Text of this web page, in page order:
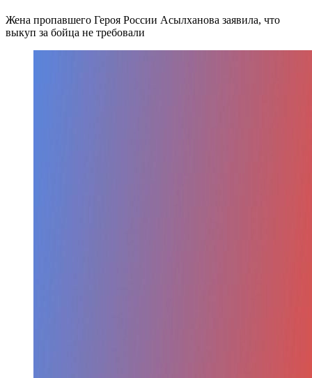
Жена пропавшего Героя России Асылханова заявила, что
выкуп за бойца не требовали